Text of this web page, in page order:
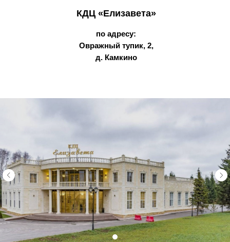
по адресу:
Овражный тупик, 2,
д. Камкино
КДЦ «Елизавета»